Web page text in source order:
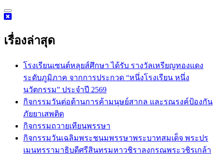
Skip
to
เรื่องล่าสุด
โรงเรียนเซนต์หลุยส์ศึกษา ได้รับ รางวัลเหรียญทองแดง
ระดับภูมิภาค จากการประกวด “หนึ่งโรงเรียน หนึ่ง
นวัตกรรม” ประจำปี 2569
กิจกรรม​วันต่อต้านการค้ามนุษย์สากล และรณรงค์ป้องกัน
ภัยยาเสพติด
กิจกรรมถวายเทียนพรรษา
กิจกรรมวันเฉลิมพระชนมพรรษาพระบาทสมเด็จ พระปร
เมนทรรามาธิบดีศรีสินทรมหาวชิราลงกรณพระวชิรเกล้า